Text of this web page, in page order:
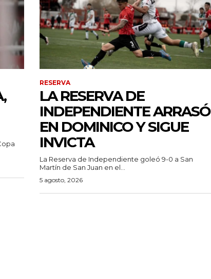
RESERVA
LA RESERVA DE
INDEPENDIENTE ARRASÓ
EN DOMINICO Y SIGUE
INVICTA
La Reserva de Independiente goleó 9-0 a San
Martín de San Juan en el...
5 agosto, 2026